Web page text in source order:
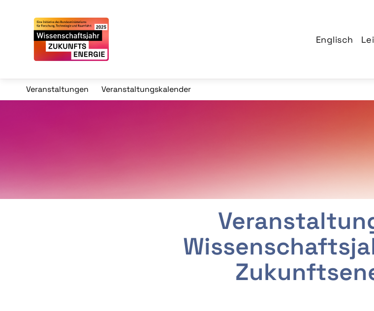
Englisch
Veranstaltungen Veranstaltungskalender